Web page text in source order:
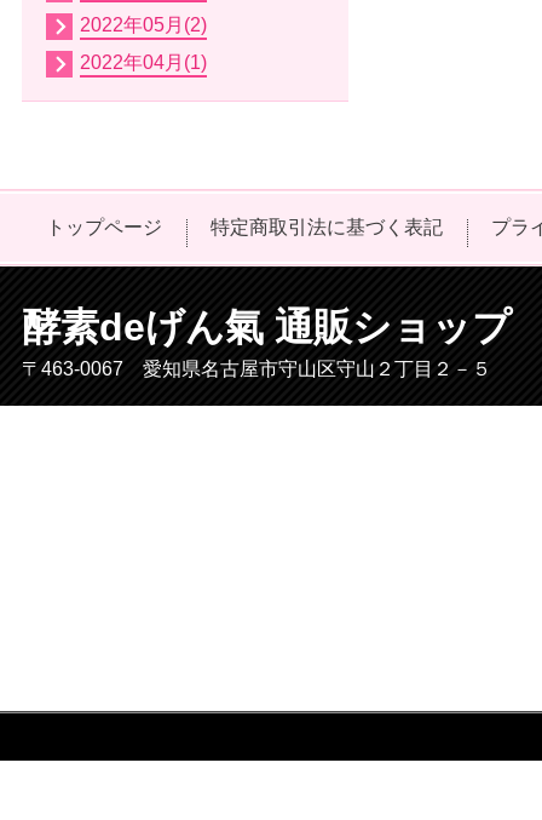
2022年05月(2)
2022年04月(1)
トップページ 特定商取引法に基づく表記 プラ
酵素deげん氣 通販ショップ
〒463-0067 愛知県名古屋市守山区守山２丁目２－５